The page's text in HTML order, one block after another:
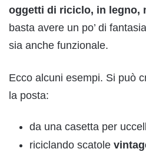
oggetti di riciclo, in legno,
basta avere un po’ di
sia anche funzionale.
Ecco alcuni esempi. Si può
la posta:
da una casetta per
riciclando scatole